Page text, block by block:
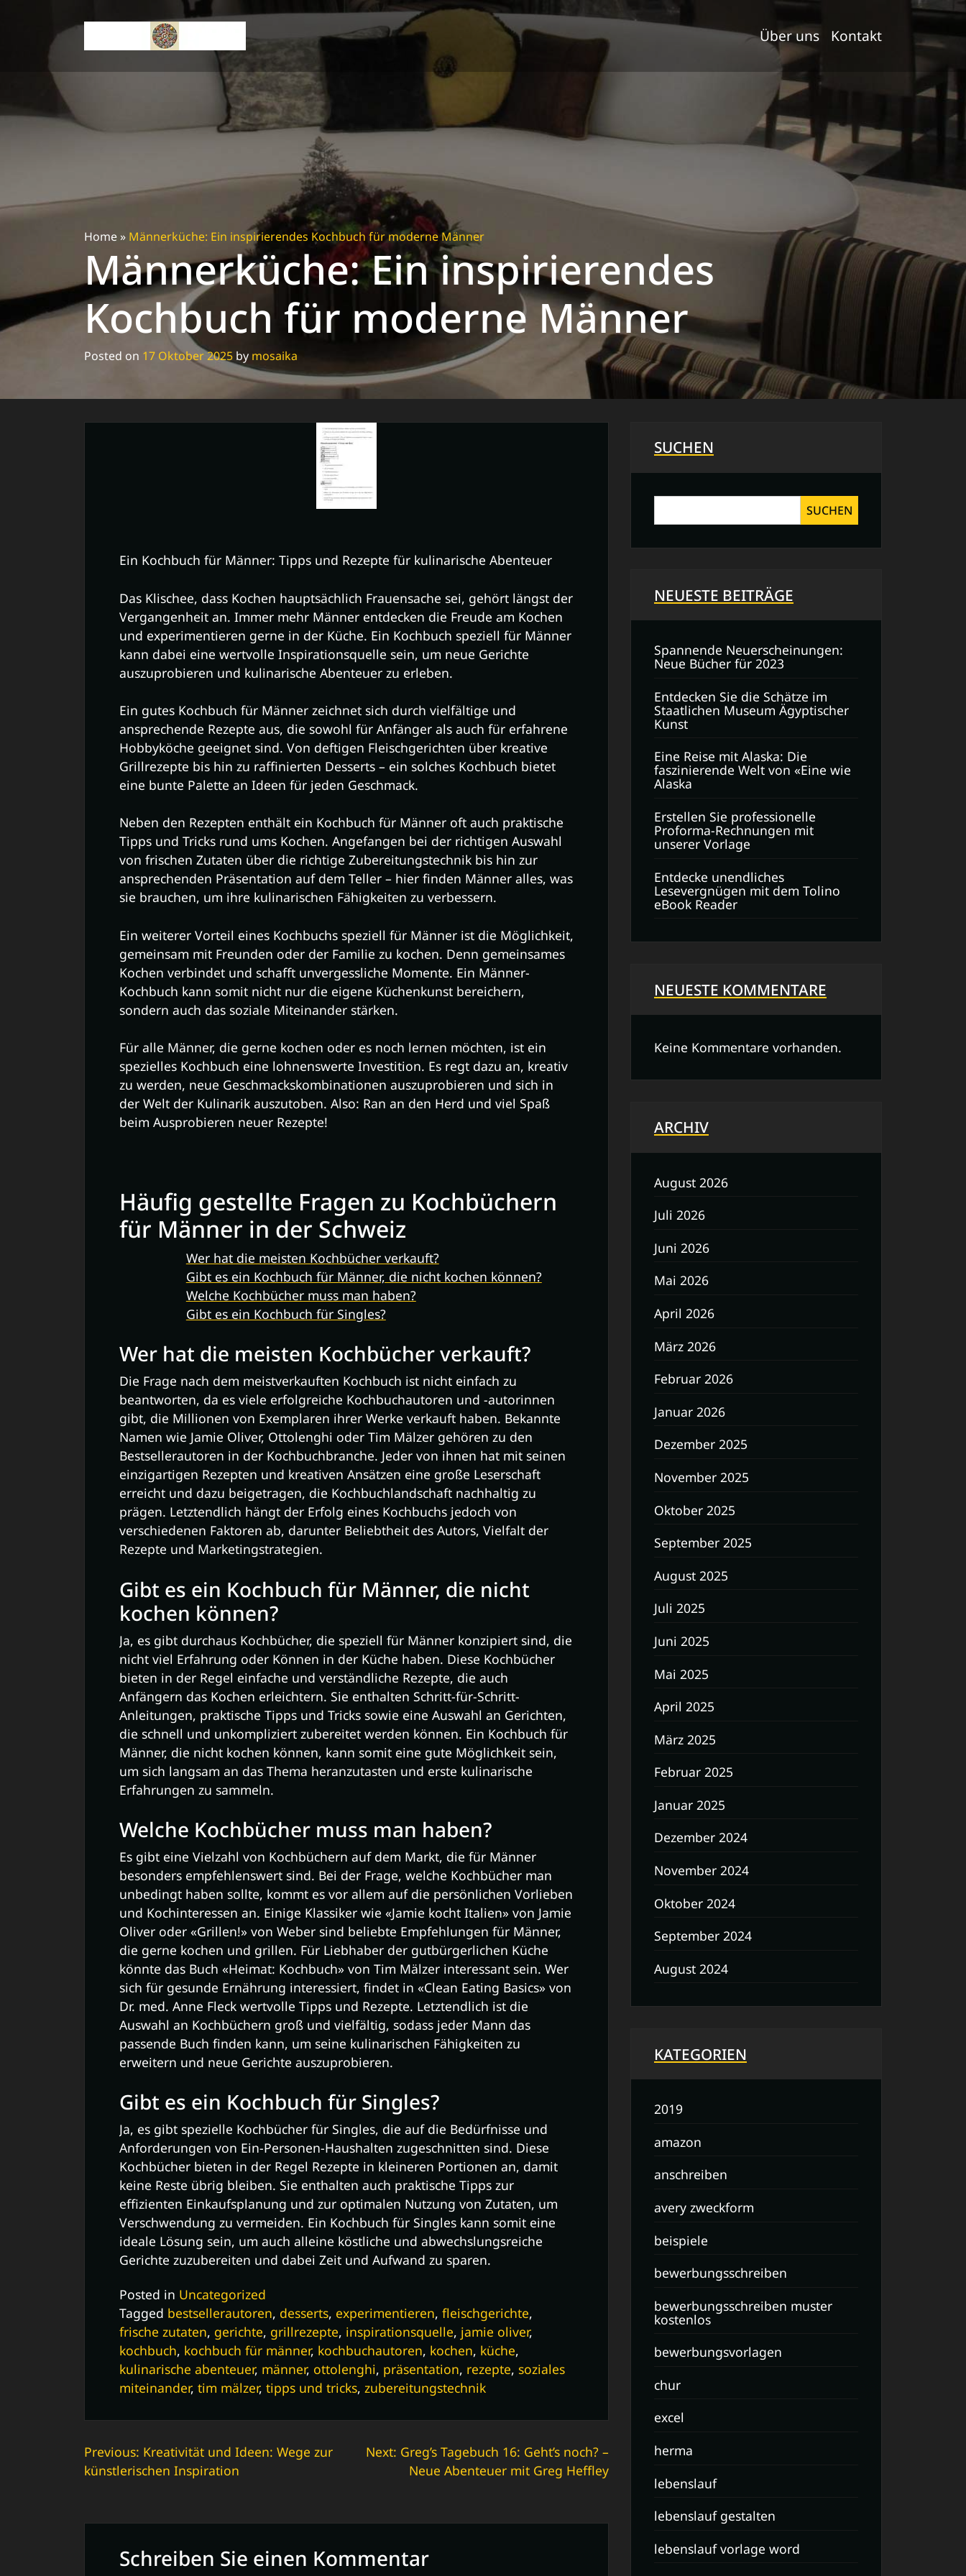
Über uns Kontakt
Home » Männerküche: Ein inspirierendes Kochbuch für moderne Männer
Männerküche: Ein inspirierendes
Kochbuch für moderne Männer
Posted on 17 Oktober 2025 by mosaika
Ein Kochbuch für Männer: Tipps und Rezepte für kulinarische Abenteuer
Das Klischee, dass Kochen hauptsächlich Frauensache sei, gehört längst der
Vergangenheit an. Immer mehr Männer entdecken die Freude am Kochen
und experimentieren gerne in der Küche. Ein Kochbuch speziell für Männer
kann dabei eine wertvolle Inspirationsquelle sein, um neue Gerichte
auszuprobieren und kulinarische Abenteuer zu erleben.
Ein gutes Kochbuch für Männer zeichnet sich durch vielfältige und
ansprechende Rezepte aus, die sowohl für Anfänger als auch für erfahrene
Hobbyköche geeignet sind. Von deftigen Fleischgerichten über kreative
Grillrezepte bis hin zu raffinierten Desserts – ein solches Kochbuch bietet
eine bunte Palette an Ideen für jeden Geschmack.
Neben den Rezepten enthält ein Kochbuch für Männer oft auch praktische
Tipps und Tricks rund ums Kochen. Angefangen bei der richtigen Auswahl
von frischen Zutaten über die richtige Zubereitungstechnik bis hin zur
ansprechenden Präsentation auf dem Teller – hier finden Männer alles, was
sie brauchen, um ihre kulinarischen Fähigkeiten zu verbessern.
Ein weiterer Vorteil eines Kochbuchs speziell für Männer ist die Möglichkeit,
gemeinsam mit Freunden oder der Familie zu kochen. Denn gemeinsames
Kochen verbindet und schafft unvergessliche Momente. Ein Männer-
Kochbuch kann somit nicht nur die eigene Küchenkunst bereichern,
sondern auch das soziale Miteinander stärken.
Für alle Männer, die gerne kochen oder es noch lernen möchten, ist ein
spezielles Kochbuch eine lohnenswerte Investition. Es regt dazu an, kreativ
zu werden, neue Geschmackskombinationen auszuprobieren und sich in
der Welt der Kulinarik auszutoben. Also: Ran an den Herd und viel Spaß
beim Ausprobieren neuer Rezepte!
Häufig gestellte Fragen zu Kochbüchern
für Männer in der Schweiz
Wer hat die meisten Kochbücher verkauft?
Gibt es ein Kochbuch für Männer, die nicht kochen können?
Welche Kochbücher muss man haben?
Gibt es ein Kochbuch für Singles?
Wer hat die meisten Kochbücher verkauft?
Die Frage nach dem meistverkauften Kochbuch ist nicht einfach zu
beantworten, da es viele erfolgreiche Kochbuchautoren und -autorinnen
gibt, die Millionen von Exemplaren ihrer Werke verkauft haben. Bekannte
Namen wie Jamie Oliver, Ottolenghi oder Tim Mälzer gehören zu den
Bestsellerautoren in der Kochbuchbranche. Jeder von ihnen hat mit seinen
einzigartigen Rezepten und kreativen Ansätzen eine große Leserschaft
erreicht und dazu beigetragen, die Kochbuchlandschaft nachhaltig zu
prägen. Letztendlich hängt der Erfolg eines Kochbuchs jedoch von
verschiedenen Faktoren ab, darunter Beliebtheit des Autors, Vielfalt der
Rezepte und Marketingstrategien.
Gibt es ein Kochbuch für Männer, die nicht
kochen können?
Ja, es gibt durchaus Kochbücher, die speziell für Männer konzipiert sind, die
nicht viel Erfahrung oder Können in der Küche haben. Diese Kochbücher
bieten in der Regel einfache und verständliche Rezepte, die auch
Anfängern das Kochen erleichtern. Sie enthalten Schritt-für-Schritt-
Anleitungen, praktische Tipps und Tricks sowie eine Auswahl an Gerichten,
die schnell und unkompliziert zubereitet werden können. Ein Kochbuch für
Männer, die nicht kochen können, kann somit eine gute Möglichkeit sein,
um sich langsam an das Thema heranzutasten und erste kulinarische
Erfahrungen zu sammeln.
Welche Kochbücher muss man haben?
Es gibt eine Vielzahl von Kochbüchern auf dem Markt, die für Männer
besonders empfehlenswert sind. Bei der Frage, welche Kochbücher man
unbedingt haben sollte, kommt es vor allem auf die persönlichen Vorlieben
und Kochinteressen an. Einige Klassiker wie «Jamie kocht Italien» von Jamie
Oliver oder «Grillen!» von Weber sind beliebte Empfehlungen für Männer,
die gerne kochen und grillen. Für Liebhaber der gutbürgerlichen Küche
könnte das Buch «Heimat: Kochbuch» von Tim Mälzer interessant sein. Wer
sich für gesunde Ernährung interessiert, findet in «Clean Eating Basics» von
Dr. med. Anne Fleck wertvolle Tipps und Rezepte. Letztendlich ist die
Auswahl an Kochbüchern groß und vielfältig, sodass jeder Mann das
passende Buch finden kann, um seine kulinarischen Fähigkeiten zu
erweitern und neue Gerichte auszuprobieren.
Gibt es ein Kochbuch für Singles?
Ja, es gibt spezielle Kochbücher für Singles, die auf die Bedürfnisse und
Anforderungen von Ein-Personen-Haushalten zugeschnitten sind. Diese
Kochbücher bieten in der Regel Rezepte in kleineren Portionen an, damit
keine Reste übrig bleiben. Sie enthalten auch praktische Tipps zur
effizienten Einkaufsplanung und zur optimalen Nutzung von Zutaten, um
Verschwendung zu vermeiden. Ein Kochbuch für Singles kann somit eine
ideale Lösung sein, um auch alleine köstliche und abwechslungsreiche
Gerichte zuzubereiten und dabei Zeit und Aufwand zu sparen.
Posted in Uncategorized
Tagged bestsellerautoren, desserts, experimentieren, fleischgerichte,
frische zutaten, gerichte, grillrezepte, inspirationsquelle, jamie oliver,
kochbuch, kochbuch für männer, kochbuchautoren, kochen, küche,
kulinarische abenteuer, männer, ottolenghi, präsentation, rezepte, soziales
miteinander, tim mälzer, tipps und tricks, zubereitungstechnik
Beitrags-
Navigation
Previous: Kreativität und Ideen: Wege zur
künstlerischen Inspiration
Next: Greg’s Tagebuch 16: Geht’s noch? –
Neue Abenteuer mit Greg Heffley
Schreiben Sie einen Kommentar
SUCHEN
SUCHEN
NEUESTE BEITRÄGE
Spannende Neuerscheinungen:
Neue Bücher für 2023
Entdecken Sie die Schätze im
Staatlichen Museum Ägyptischer
Kunst
Eine Reise mit Alaska: Die
faszinierende Welt von «Eine wie
Alaska
Erstellen Sie professionelle
Proforma-Rechnungen mit
unserer Vorlage
Entdecke unendliches
Lesevergnügen mit dem Tolino
eBook Reader
NEUESTE KOMMENTARE
Keine Kommentare vorhanden.
ARCHIV
August 2026
Juli 2026
Juni 2026
Mai 2026
April 2026
März 2026
Februar 2026
Januar 2026
Dezember 2025
November 2025
Oktober 2025
September 2025
August 2025
Juli 2025
Juni 2025
Mai 2025
April 2025
März 2025
Februar 2025
Januar 2025
Dezember 2024
November 2024
Oktober 2024
September 2024
August 2024
KATEGORIEN
2019
amazon
anschreiben
avery zweckform
beispiele
bewerbungsschreiben
bewerbungsschreiben muster
kostenlos
bewerbungsvorlagen
chur
excel
herma
lebenslauf
lebenslauf gestalten
lebenslauf vorlage word